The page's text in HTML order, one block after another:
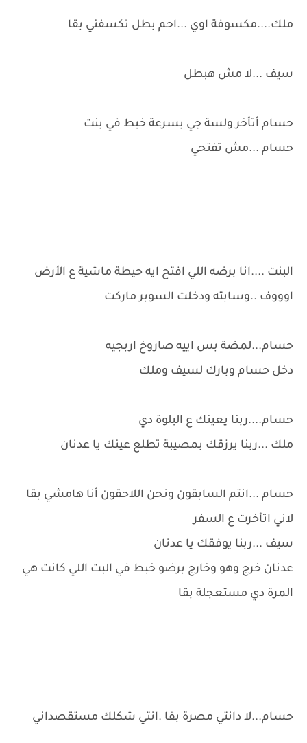
ملك....مكسوفة اوي ...احم بطل تكسفني بقا
سيف ...لا مش هبطل
حسام أتأخر ولسة جي بسرعة خبط في بنت
حسام ...مش تفتحي
البنت ....انا برضه اللي افتح ايه حيطة ماشية ع الأرض
اوووف ..وسابته ودخلت السوبر ماركت
حسام...لمضة بس اييه صاروخ اربجيه
دخل حسام وبارك لسيف وملك
حسام....ربنا يعينك ع البلوة دي
ملك ...ربنا يرزقك بمصيبة تطلع عينك يا عدنان
حسام ...انتم السابقون ونحن اللاحقون أنا هامشي بقا
لاني اتأخرت ع السفر
سيف ...ربنا يوفقك يا عدنان
عدنان خرج وهو وخارج برضو خبط في البت اللي كانت هي
المرة دي مستعجلة بقا
حسام...لا دانتي مصرة بقا .انتي شكلك مستقصداني